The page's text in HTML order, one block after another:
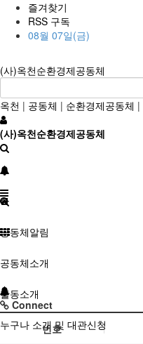
즐겨찾기
RSS 구독
08월 07일(금)
(사)옥천순환경제공동체
옥천 | 공동체 | 순환경제공동체 |
(사)옥천순환경제공동체
공동체알림
공동체소개
활동소개
누구나 소개 및 대관신청
Connect
번호